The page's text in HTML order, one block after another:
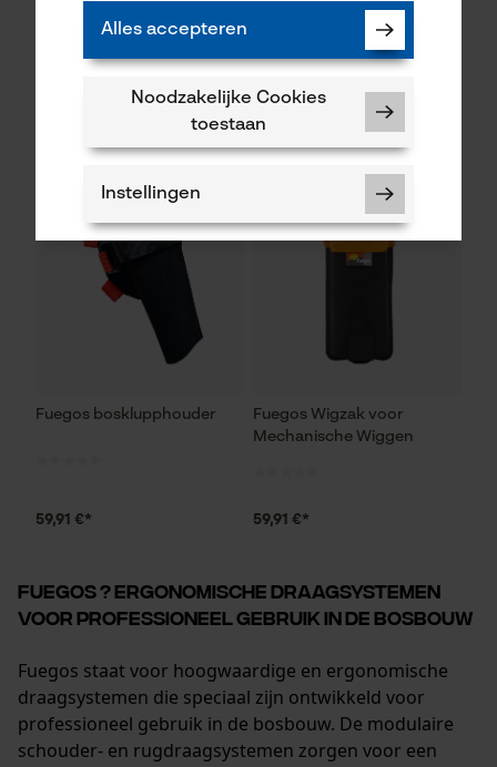
flessenhouder
Fuegos Meetbandhouder
Fuegos bosklupphouder
59,91 €*
Fuegos Wigzak voor
Mechanische Wiggen
59,91 €*
Fuegos ? Ergonomische draagsystemen
voor professioneel gebruik in de bosbouw
Fuegos staat voor hoogwaardige en ergonomische
draagsystemen die speciaal zijn ontwikkeld voor
professioneel gebruik in de bosbouw. De modulaire
schouder- en rugdraagsystemen zorgen voor een
Alles accepteren
Noodzakelijke Cookies
toestaan
Instellingen
Noodzakelijke Cookies
Session ID
De keuze voor
Statistische Cookies
Econda Analytics
Mouseflow Web Analytics Tool